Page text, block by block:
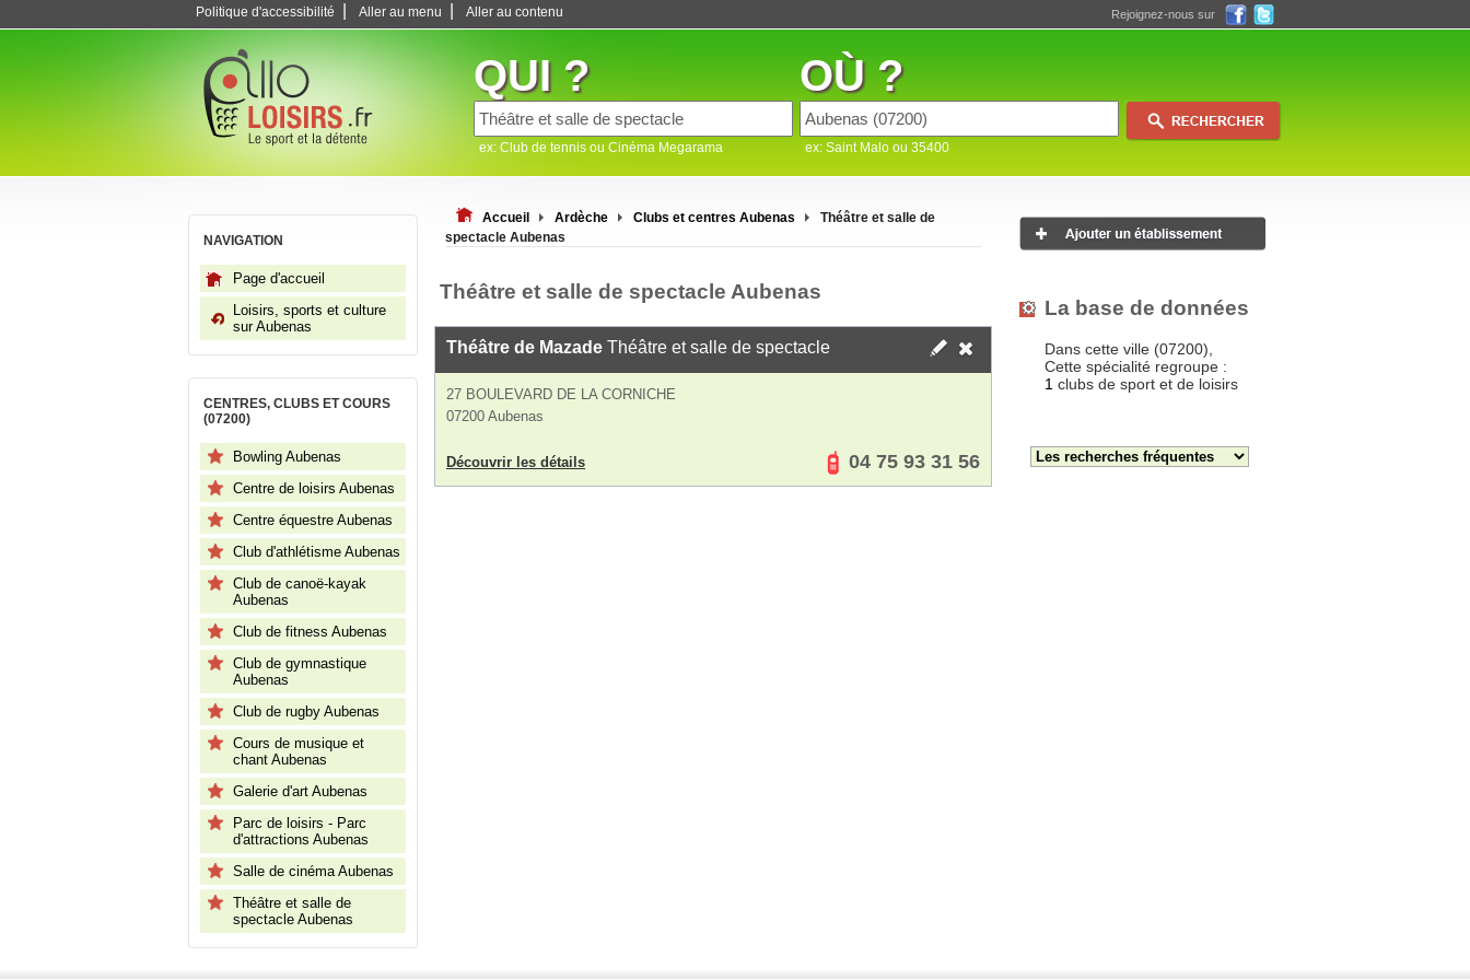
Politique d'accessibilité Aller au menu Aller au contenu Rejoignez-nous sur
QUI ?
ex: Club de tennis ou Cinéma Megarama
OÙ ?
ex: Saint Malo ou 35400
NAVIGATION
Page d'accueil
Loisirs, sports et culture
sur Aubenas
CENTRES, CLUBS ET COURS
(07200)
Bowling Aubenas
Centre de loisirs Aubenas
Centre équestre Aubenas
Club d'athlétisme Aubenas
Club de canoë-kayak
Aubenas
Club de fitness Aubenas
Club de gymnastique
Aubenas
Club de rugby Aubenas
Cours de musique et
chant Aubenas
Galerie d'art Aubenas
Parc de loisirs - Parc
d'attractions Aubenas
Salle de cinéma Aubenas
Théâtre et salle de
spectacle Aubenas
Accueil Ardèche Clubs et centres Aubenas
Théâtre et salle de
spectacle Aubenas
Théâtre et salle de spectacle Aubenas
Théâtre de Mazade Théâtre et salle de spectacle
27 BOULEVARD DE LA CORNICHE
07200 Aubenas
Découvrir les détails 04 75 93 31 56
La base de données
Dans cette ville (07200),
Cette spécialité regroupe :
1 clubs de sport et de loisirs